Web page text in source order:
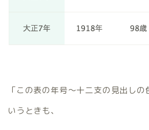
「この表の年号～十二支の見出し
いうときも、